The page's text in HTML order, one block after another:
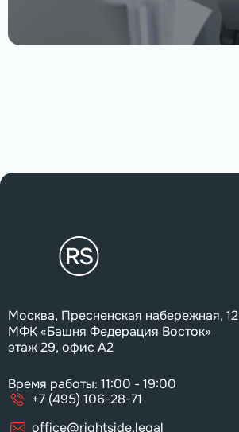
Москва, Пресненская набережная, 12
МФК «Башня Федерация Восток»
этаж 29, офис А2
Время работы: 11:00 - 19:00
+7 (495) 106-28-71
office@rightside.legal